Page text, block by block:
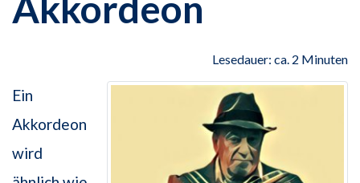
Lesedauer: ca. 2 Minuten
Ein
Akkordeon
wird